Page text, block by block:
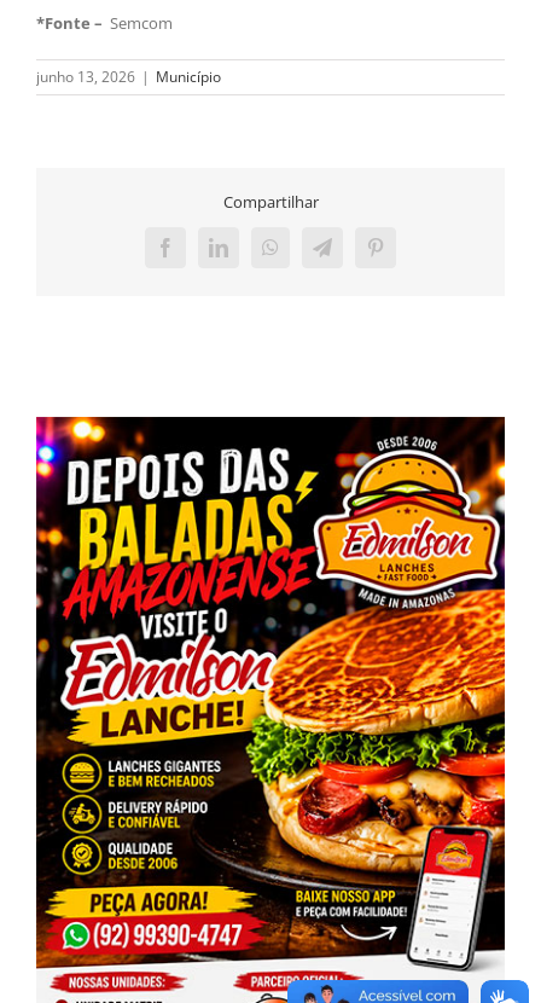
*Fonte – Semcom
junho 13, 2026 | Município
Compartilhar
FacebookLinkedInWhatsAppTelegramPinterest